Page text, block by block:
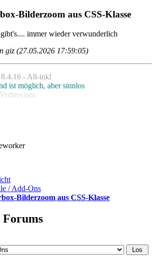
Bilderzoom aus CSS-Klasse
immer wieder verwunderlich
giz (27.05.2026 17:59:05)
- All-inkl
ist möglich, aber sinnlos
/ Add-Ons
Bilderzoom aus CSS-Klasse
Forums